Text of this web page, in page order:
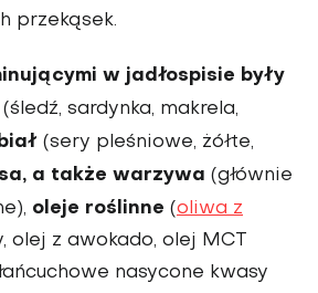
przekąsek.
w jadłospisie były
(śledź, sardynka, makrela,
(sery pleśniowe, żółte,
a także warzywa (głównie
oleje roślinne (oliwa z
olej z awokado, olej MCT
nasycone kwasy